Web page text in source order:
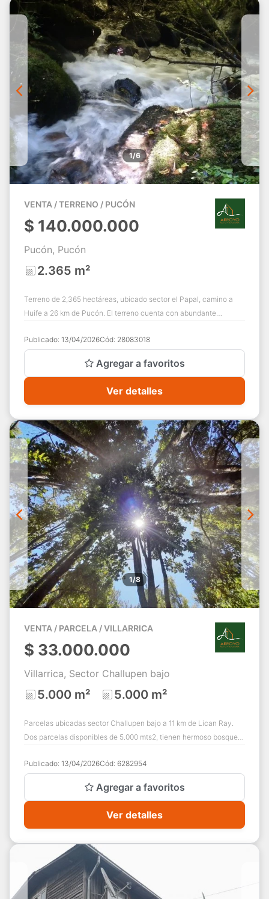
1/6
VENTA / TERRENO / PUCÓN
$ 140.000.000
Pucón, Pucón
2.365 m²
Terreno de 2,365 hectáreas, ubicado sector el Papal, camino a
Huife a 26 km de Pucón. El terreno cuenta con abundante
Publicado: 13/04/2026Cód: 28083018
Agregar a favoritos
Ver detalles
1/8
VENTA / PARCELA / VILLARRICA
$ 33.000.000
Villarrica, Sector Challupen bajo
5.000 m² 5.000 m²
Parcelas ubicadas sector Challupen bajo a 11 km de Lican Ray.
Dos parcelas disponibles de 5.000 mts2, tienen hermoso bosque
Publicado: 13/04/2026Cód: 6282954
Agregar a favoritos
Ver detalles